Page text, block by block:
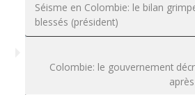
Séisme en Colombie: le bilan
blessés (président)
Colombie: le gouvernement